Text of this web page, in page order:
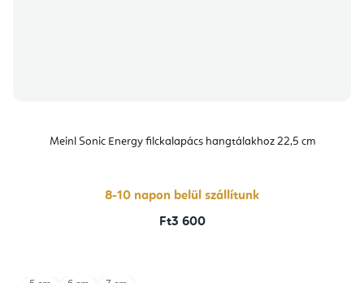
Meinl Sonic Energy filckalapács hangtálakhoz 22,5 cm
8-10 napon belül szállítunk
Ft3 600